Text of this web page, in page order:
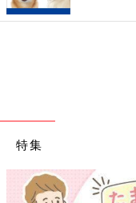
特集